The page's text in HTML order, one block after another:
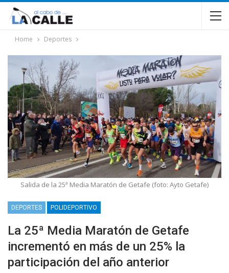
Home Deportes
Salida de la 25ª Media Maratón de Getafe (foto: Ayto Getafe)
DEPORTES POLIDEPORTIVO
La 25ª Media Maratón de Getafe
incrementó en más de un 25% la
participación del año anterior